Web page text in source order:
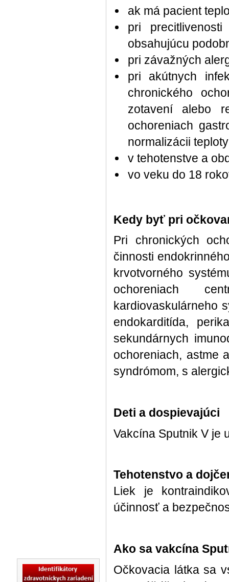
ak má pacient
pri
obsahujúcu
pri závažných
pri akútnych
chronického
zotavení alebo
ochoreniach
normalizácii teploty
v tehotenstve a
vo veku do 18
Kedy byť pri
Pri chronických
činnosti
krvotvorného
ochoreniach
kardiovaskulárneho
endokarditída,
sekundárnych
ochoreniach, astme
syndrómom, s
Deti a dospievajúci
Vakcína Sputnik V je
Tehotenstvo a
Liek je
účinnosť a
Ako sa vakcína
Očkovacia látka sa